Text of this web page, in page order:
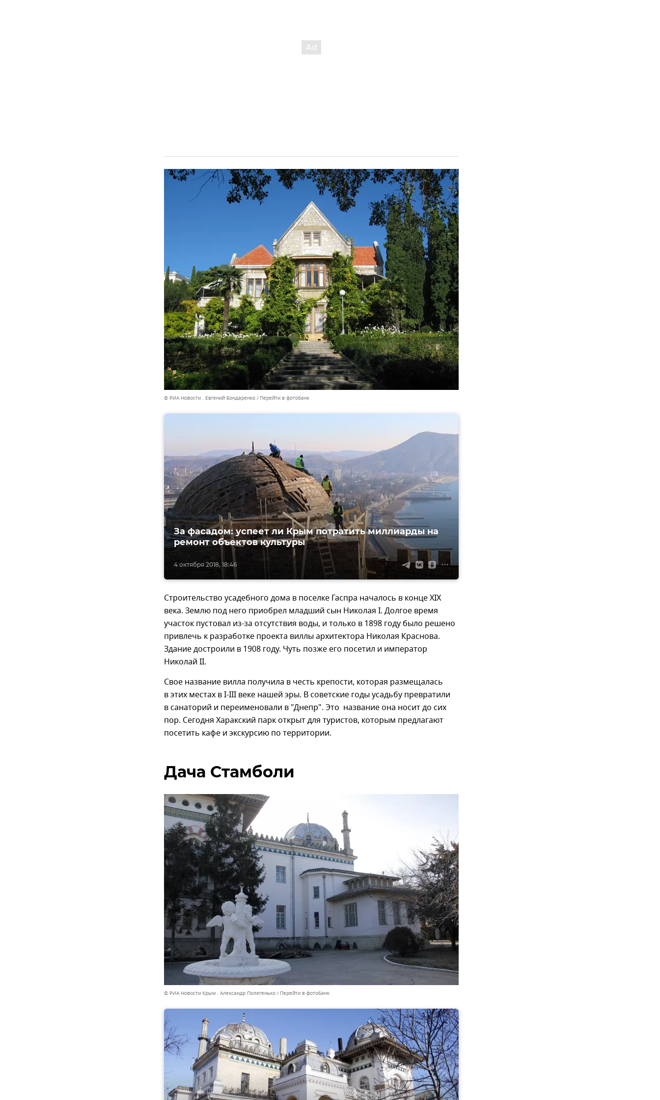
© РИА Новости . Евгений Бондаренко Перейти в фотобанк
4 октября 2018, 18:46
За фасадом: успеет ли Крым потратить миллиарды на
ремонт объектов культуры
Строительство усадебного дома в поселке Гаспра началось в конце XIX
века. Землю под него приобрел младший сын Николая I. Долгое время
участок пустовал из-за отсутствия воды, и только в 1898 году было решено
привлечь к разработке проекта виллы архитектора Николая Краснова.
Здание достроили в 1908 году. Чуть позже его посетил и император
Николай II.
Свое название вилла получила в честь крепости, которая размещалась
в этих местах в I-III веке нашей эры. В советские годы усадьбу превратили
в санаторий и переименовали в "Днепр". Это название она носит до сих
пор. Сегодня Харакский парк открыт для туристов, которым предлагают
посетить кафе и экскурсию по территории.
Дача Стамболи
© РИА Новости Крым . Александр Полегенько Перейти в фотобанк